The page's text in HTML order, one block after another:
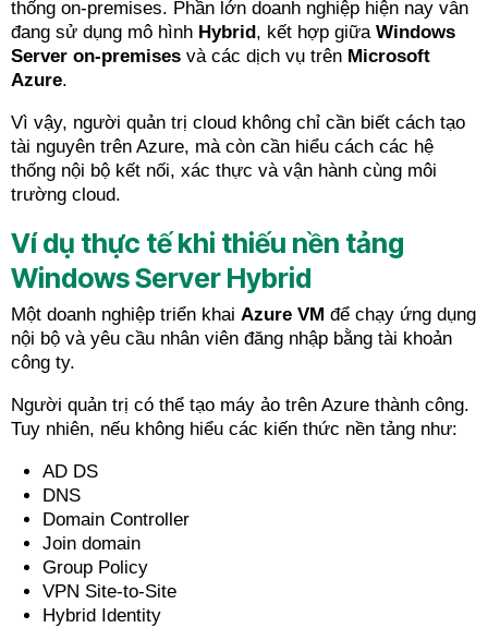
thống on-premises. Phần lớn doanh nghiệp hiện nay vẫn
đang sử dụng mô hình Hybrid, kết hợp giữa Windows
Server on-premises và các dịch vụ trên Microsoft
Azure.
Vì vậy, người quản trị cloud không chỉ cần biết cách tạo
tài nguyên trên Azure, mà còn cần hiểu cách các hệ
thống nội bộ kết nối, xác thực và vận hành cùng môi
trường cloud.
Ví dụ thực tế khi thiếu nền tảng
Windows Server Hybrid
Một doanh nghiệp triển khai Azure VM để chạy ứng dụng
nội bộ và yêu cầu nhân viên đăng nhập bằng tài khoản
công ty.
Người quản trị có thể tạo máy ảo trên Azure thành công.
Tuy nhiên, nếu không hiểu các kiến thức nền tảng như:
AD DS
DNS
Domain Controller
Join domain
Group Policy
VPN Site-to-Site
Hybrid Identity